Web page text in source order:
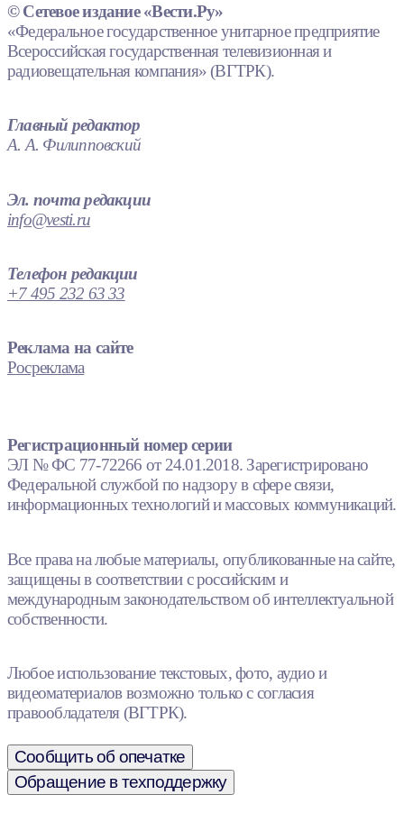
© Сетевое издание «Вести.Ру»
«Федеральное государственное унитарное предприятие
Всероссийская государственная телевизионная и
радиовещательная компания» (ВГТРК).
Главный редактор
А. А. Филипповский
Эл. почта редакции
info@vesti.ru
Телефон редакции
+7 495 232 63 33
Реклама на сайте
Росреклама
Регистрационный номер серии
ЭЛ № ФС 77-72266 от 24.01.2018. Зарегистрировано
Федеральной службой по надзору в сфере связи,
информационных технологий и массовых коммуникаций.
Все права на любые материалы, опубликованные на сайте,
защищены в соответствии с российским и
международным законодательством об интеллектуальной
собственности.
Любое использование текстовых, фото, аудио и
видеоматериалов возможно только с согласия
правообладателя (ВГТРК).
Сообщить об опечатке
Обращение в техподдержку